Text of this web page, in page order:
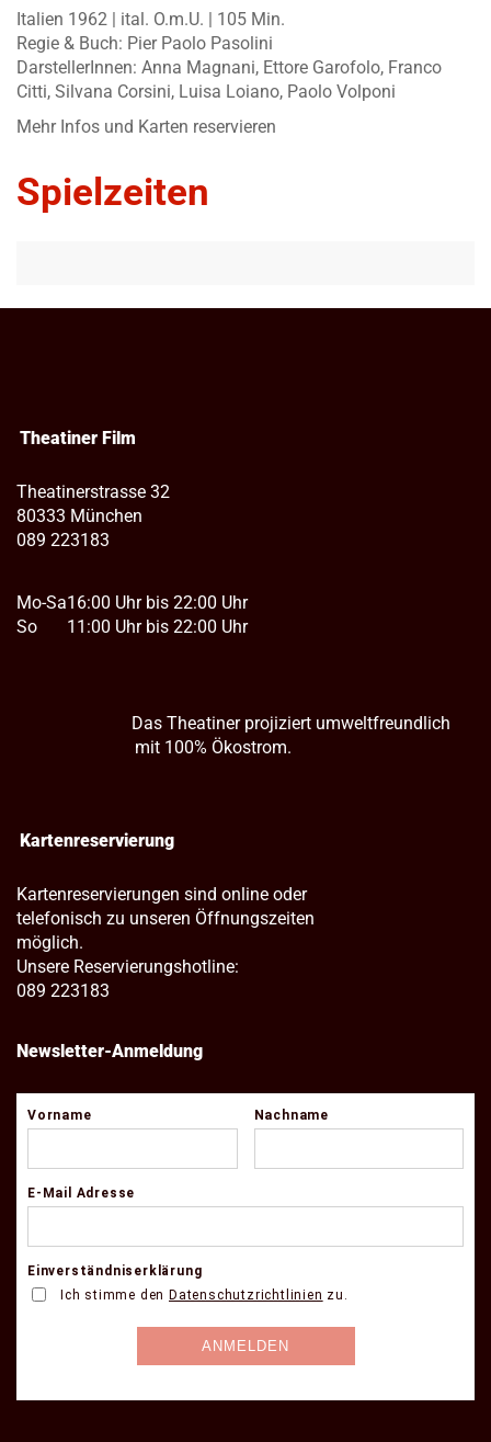
Italien 1962 | ital. O.m.U. | 105 Min.
Regie & Buch: Pier Paolo Pasolini
DarstellerInnen: Anna Magnani, Ettore Garofolo, Franco
Citti, Silvana Corsini, Luisa Loiano, Paolo Volponi
Mehr Infos und Karten reservieren
Spielzeiten
Theatiner Film
Theatinerstrasse 32
80333 München
089 223183
Mo-Sa
So
16:00 Uhr bis 22:00 Uhr
11:00 Uhr bis 22:00 Uhr
Das Theatiner projiziert umweltfreundlich
mit 100% Ökostrom.
Kartenreservierung
Kartenreservierungen sind online oder
telefonisch zu unseren Öffnungszeiten
möglich.
Unsere Reservierungshotline:
089 223183
Newsletter-Anmeldung